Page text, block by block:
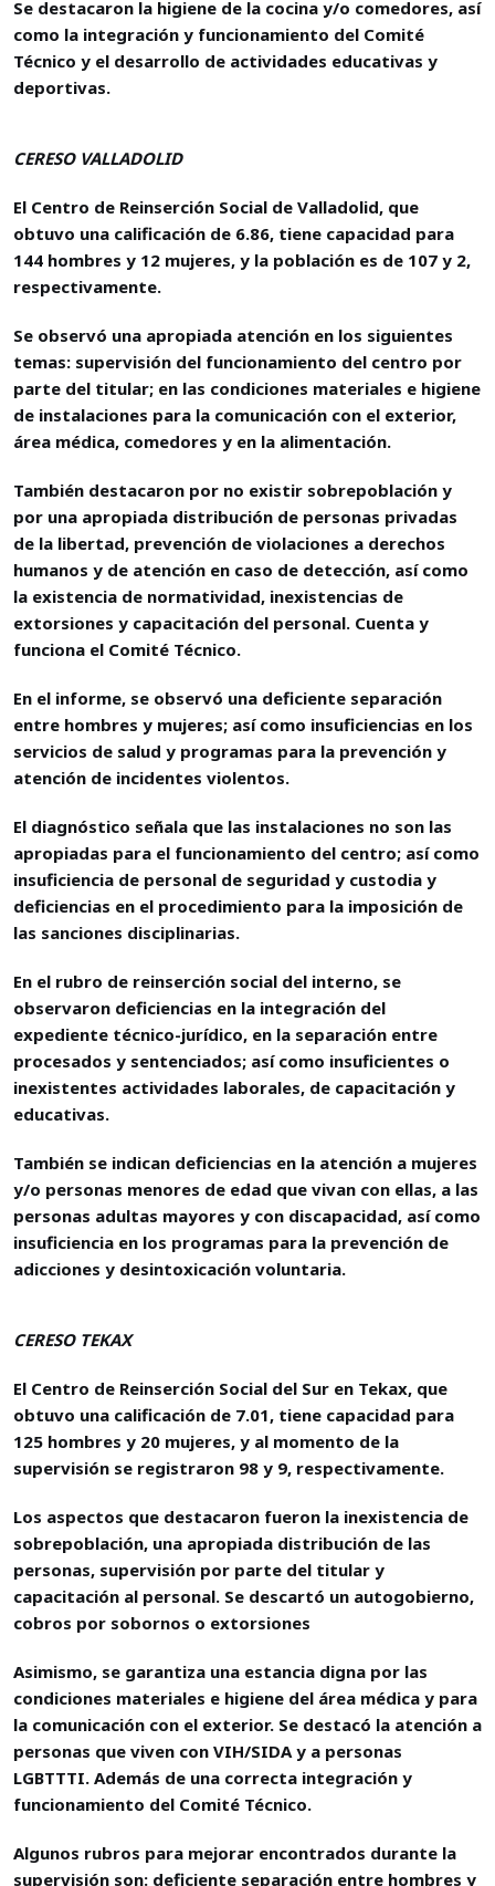
Se destacaron la higiene de la cocina y/o comedores, así
como la integración y funcionamiento del Comité
Técnico y el desarrollo de actividades educativas y
deportivas.
CERESO VALLADOLID
El Centro de Reinserción Social de Valladolid, que
obtuvo una calificación de 6.86, tiene capacidad para
144 hombres y 12 mujeres, y la población es de 107 y 2,
respectivamente.
Se observó una apropiada atención en los siguientes
temas: supervisión del funcionamiento del centro por
parte del titular; en las condiciones materiales e higiene
de instalaciones para la comunicación con el exterior,
área médica, comedores y en la alimentación.
También destacaron por no existir sobrepoblación y
por una apropiada distribución de personas privadas
de la libertad, prevención de violaciones a derechos
humanos y de atención en caso de detección, así como
la existencia de normatividad, inexistencias de
extorsiones y capacitación del personal. Cuenta y
funciona el Comité Técnico.
En el informe, se observó una deficiente separación
entre hombres y mujeres; así como insuficiencias en los
servicios de salud y programas para la prevención y
atención de incidentes violentos.
El diagnóstico señala que las instalaciones no son las
apropiadas para el funcionamiento del centro; así como
insuficiencia de personal de seguridad y custodia y
deficiencias en el procedimiento para la imposición de
las sanciones disciplinarias.
En el rubro de reinserción social del interno, se
observaron deficiencias en la integración del
expediente técnico-jurídico, en la separación entre
procesados y sentenciados; así como insuficientes o
inexistentes actividades laborales, de capacitación y
educativas.
También se indican deficiencias en la atención a mujeres
y/o personas menores de edad que vivan con ellas, a las
personas adultas mayores y con discapacidad, así como
insuficiencia en los programas para la prevención de
adicciones y desintoxicación voluntaria.
CERESO TEKAX
El Centro de Reinserción Social del Sur en Tekax, que
obtuvo una calificación de 7.01, tiene capacidad para
125 hombres y 20 mujeres, y al momento de la
supervisión se registraron 98 y 9, respectivamente.
Los aspectos que destacaron fueron la inexistencia de
sobrepoblación, una apropiada distribución de las
personas, supervisión por parte del titular y
capacitación al personal. Se descartó un autogobierno,
cobros por sobornos o extorsiones
Asimismo, se garantiza una estancia digna por las
condiciones materiales e higiene del área médica y para
la comunicación con el exterior. Se destacó la atención a
personas que viven con VIH/SIDA y a personas
LGBTTTI. Además de una correcta integración y
funcionamiento del Comité Técnico.
Algunos rubros para mejorar encontrados durante la
supervisión son: deficiente separación entre hombres y